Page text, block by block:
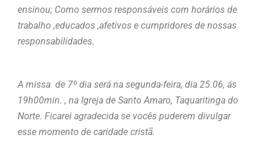
ensinou; Como sermos responsáveis com horários de
trabalho ,educados ,afetivos e cumpridores de nossas
responsabilidades.
A missa de 7º dia será na segunda-feira, dia 25.06, ás
19h00min. , na Igreja de Santo Amaro, Taquaritinga do
Norte. Ficarei agradecida se vocês puderem divulgar
esse momento de caridade cristã.